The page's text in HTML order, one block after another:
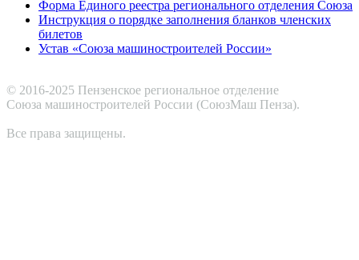
Форма Единого реестра регионального отделения Союза
Инструкция о порядке заполнения бланков членских
билетов
Устав «Союза машиностроителей России»
© 2016-2025 Пензенское региональное отделение
Cоюза машиностроителей России (СоюзМаш Пенза).
Все права защищены.